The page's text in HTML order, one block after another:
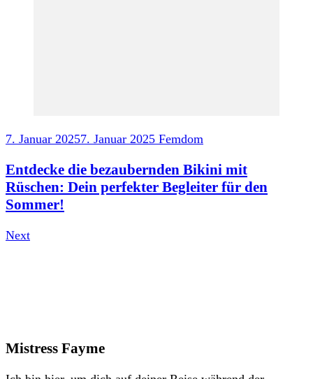
7. Januar 20257. Januar 2025 Femdom
Entdecke die bezaubernden Bikini mit
Rüschen: Dein perfekter Begleiter für den
Sommer!
Next
Mistress Fayme